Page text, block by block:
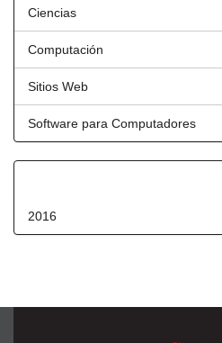
Ciencias
Computación
Sitios Web
Software para Computadores
2016